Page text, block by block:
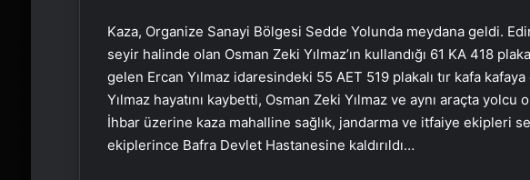
Kaza, Organize Sanayi Bölgesi Sedde Yolunda meydana geldi.
seyir halinde olan Osman Zeki Yılmaz’ın kullandığı 61 KA 418
gelen Ercan Yılmaz idaresindeki 55 AET 519 plakalı tır kafa
Yılmaz hayatını kaybetti, Osman Zeki Yılmaz ve aynı araçta
İhbar üzerine kaza mahalline sağlık, jandarma ve itfaiye ekipleri
ekiplerince Bafra Devlet Hastanesine kaldırıldı…